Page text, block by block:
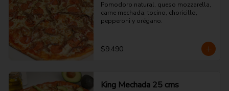
Pomodoro natural, queso mozzarella,
carne mechada, tocino, choricillo,
pepperoni y orégano.
$9.490
King Mechada 25 cms